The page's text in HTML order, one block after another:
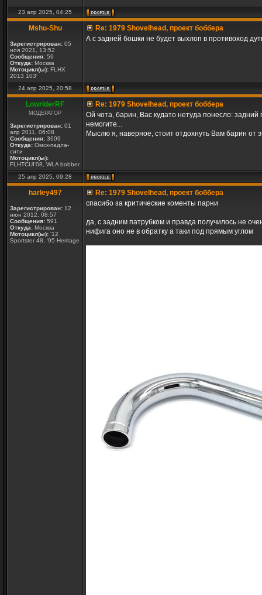
23 апр 2025, 04:25
Mshu-Shu
Зарегистрирован: 05
ноя 2021, 13:52
Сообщения: 59
Откуда: Москва
Мотоцикл(ы): FLHX
2013 103'
Re: 1979 Shovelhead, проект боббера
А с задней бошки не будет выхлоп в противоход
24 апр 2025, 20:58
LowriderRF
МОДЕРАТОР
Зарегистрирован: 01
апр 2011, 06:08
Сообщения: 3609
Откуда: Омск-падла-
сити
Мотоцикл(ы):
FLHTCUI'08, WLA bobber
Re: 1979 Shovelhead, проект боббера
Ой чота, барин, Вас кудато нетуда понесло:
немогите...
Мыслю я, наверное, стоит отдохнуть Вам барин от
25 апр 2025, 09:28
harley497
Зарегистрирован: 12
июн 2012, 08:57
Сообщения: 591
Откуда: Москва
Мотоцикл(ы): '12
Sportster 48, '95 Heritage
Re: 1979 Shovelhead, проект боббера
спасибо за критические коменты парни
да, с задним патрубком и правда получилось не
нифига оно не в обратку а таки под прямым углом